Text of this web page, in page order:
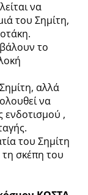
να
του Σημίτη,
το
αλλά
να
ενδοτισμού ,
του Σημίτη
τη σκέπη του